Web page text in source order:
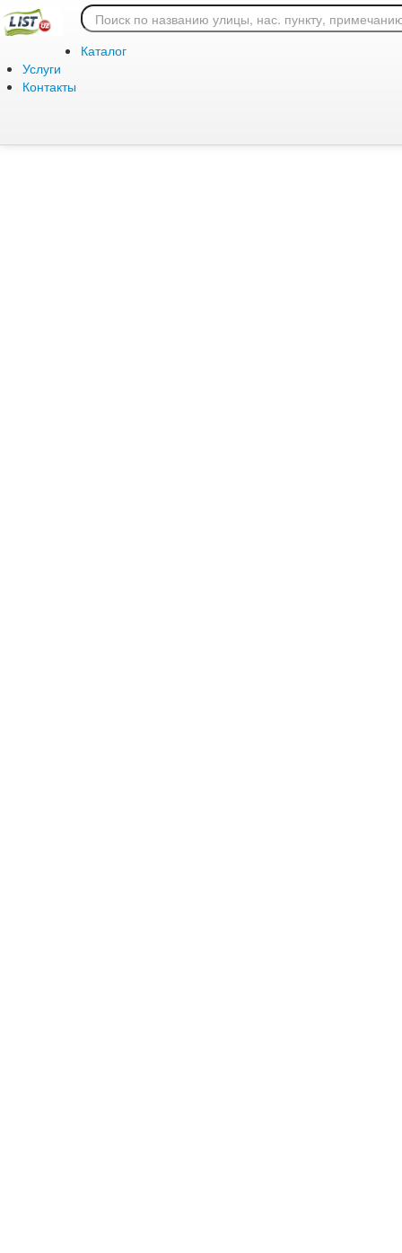
Каталог
Услуги
Контакты
Ошибка 404: страница